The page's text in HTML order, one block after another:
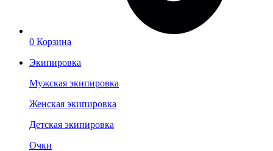
0 Корзина
Экипировка
Мужская экипировка
Женская экипировка
Детская экипировка
Очки